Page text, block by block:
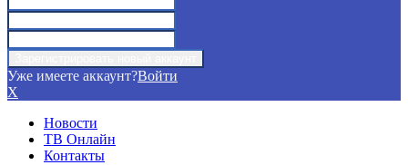
Уже имеете аккаунт?Войти
X
Новости
ТВ Онлайн
Контакты